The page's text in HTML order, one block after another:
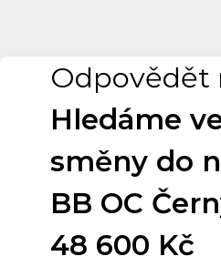
Odpovědět
Hledáme
směny do
BB OC
48 600 Kč